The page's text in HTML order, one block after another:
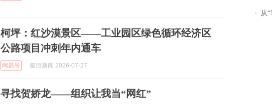
柯坪：红沙漠景区——工业园区绿色循环经济区
公路项目冲刺年内通车
网易号 极目新闻 2026-07-27
寻找贺娇龙——组织让我当“网红”
从“零